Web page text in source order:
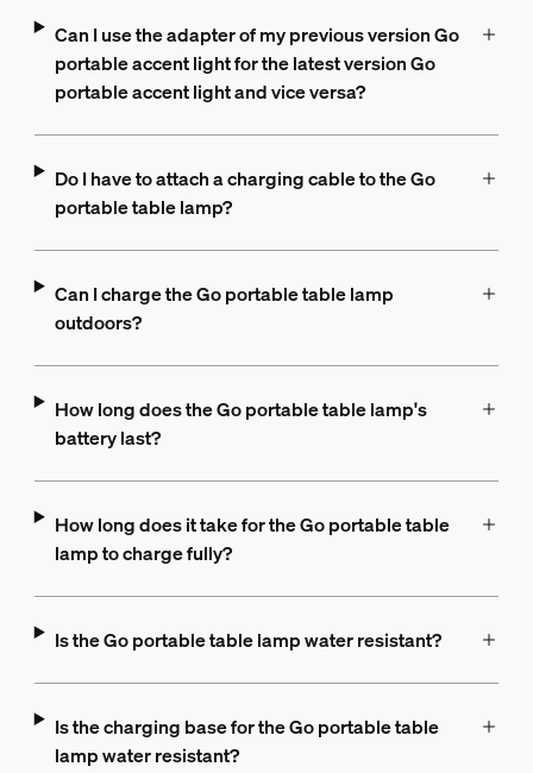
Can I use the adapter of my previous version Go
portable accent light for the latest version Go
portable accent light and vice versa?
Do I have to attach a charging cable to the Go
portable table lamp?
Can I charge the Go portable table lamp
outdoors?
How long does the Go portable table lamp's
battery last?
How long does it take for the Go portable table
lamp to charge fully?
Is the Go portable table lamp water resistant?
Is the charging base for the Go portable table
lamp water resistant?